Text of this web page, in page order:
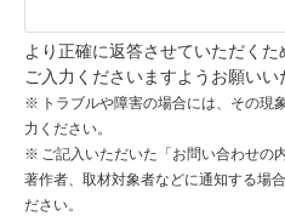
より正確に返答させていただく
ご入力くださいますようお願いい
トラブルや障害の場合には、その現
力ください。
ご記入いただいた「お問い合わせの
著作者、取材対象者などに通知する場
ださい。